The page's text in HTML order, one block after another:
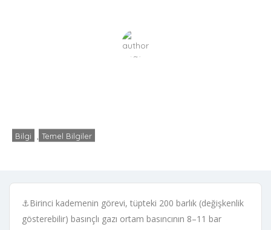
Bilgi Temel Bilgiler
⚓Birinci kademenin görevi, tüpteki 200 barlık (değişkenlik
gösterebilir) basınçlı gazı ortam basıncının 8–11 bar